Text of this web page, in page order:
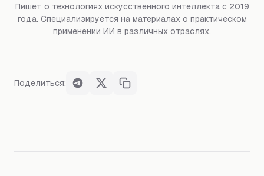
Пишет о технологиях искусственного интеллекта с 2019
года. Специализируется на материалах о практическом
применении ИИ в различных отраслях.
Поделиться: